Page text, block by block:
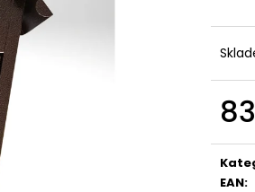
cena:
EAN:
ŠESTIHRANNÁ PRODLOUŽENÁ
Kč